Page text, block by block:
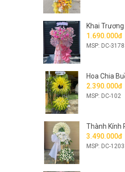
Khai
1.690.000đ
MSP: DC-3178
Hoa Chia
2.390.000đ
MSP: DC-102
Thành Kính
3.490.000đ
MSP: DC-1203